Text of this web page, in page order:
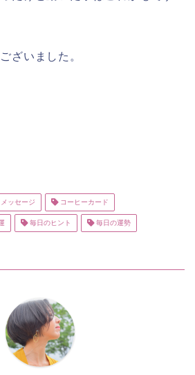
ざいました。
ッセージ コーヒーカード
毎日のヒント 毎日の運勢